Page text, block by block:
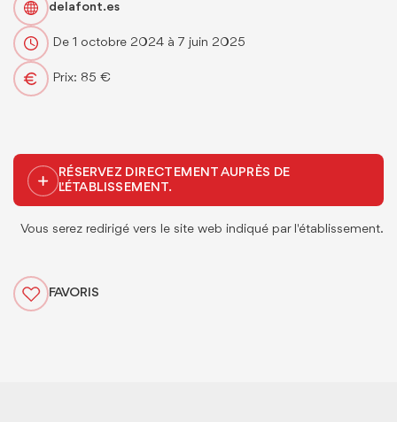
FAVORIS
delafont.es
De 1 octobre 2024 à 7 juin 2025
Prix: 85 €
RÉSERVEZ DIRECTEMENT AUPRÈS DE
L'ÉTABLISSEMENT.
Vous serez redirigé vers le site web indiqué par l'établissement.